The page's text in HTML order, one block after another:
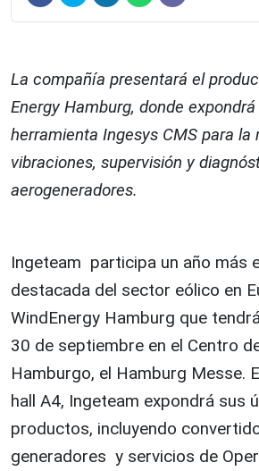
La compañía presentará el
Energy Hamburg, donde
herramienta Ingesys CMS para la
vibraciones, supervisión y
aerogeneradores.
Ingeteam participa un año más
destacada del sector eólico en
WindEnergy Hamburg que
30 de septiembre en el Centro
Hamburgo, el Hamburg Messe.
hall A4, Ingeteam expondrá sus
productos, incluyendo
generadores y servicios de